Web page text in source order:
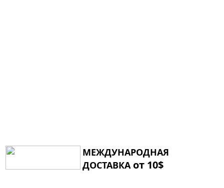
МЕЖДУНАРОДНАЯ
ДОСТАВКА от 10$